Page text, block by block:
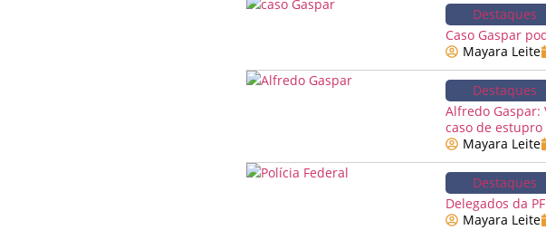
Destaques
Caso Gaspar
Mayara Leite
Destaques
Alfredo Gaspar:
caso de estupro
Mayara Leite
Destaques
Delegados da
Mayara Leite